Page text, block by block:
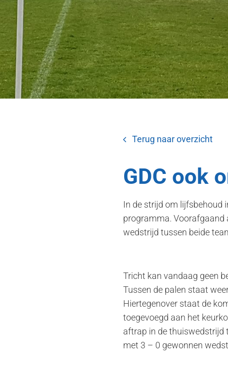
Terug naar overzicht
GDC ook
In de strijd om lijfsbehoud
programma. Voorafgaand
wedstrijd tussen beide
Tricht kan vandaag geen
Tussen de palen staat
Hiertegenover staat de
toegevoegd aan het
aftrap in de thuiswedstrijd
met 3 – 0 gewonnen